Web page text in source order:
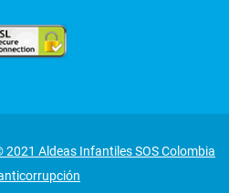
Aldeas Infantiles SOS Colombia